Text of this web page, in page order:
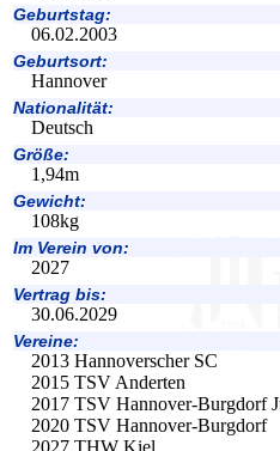
Geburtstag:
06.02.2003
Geburtsort:
Hannover
Nationalität:
Deutsch
Größe:
1,94m
Gewicht:
108kg
Im Verein von:
2027
Vertrag bis:
30.06.2029
Vereine:
2013 Hannoverscher SC
2015 TSV Anderten
2017 TSV Hannover-Burgdorf
2020 TSV Hannover-Burgdorf